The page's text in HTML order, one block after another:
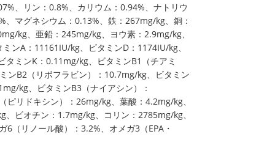
、リン：0.8%、カリウム：0.94%、ナトリウ
、マグネシウム：0.13%、鉄：267mg/kg、銅：
kg、亜鉛：245mg/kg、ヨウ素：2.9mg/kg、
ンA：11161IU/kg、ビタミンD：1174IU/kg、
タミンK：0.11mg/kg、ビタミンB1（チアミ
ンB2（リボフラビン）：10.7mg/kg、ビタミン
kg、ビタミンB3（ナイアシン）：
ピリドキシン）：26mg/kg、葉酸：4.2mg/kg、
、ビオチン：1.7mg/kg、コリン：2785mg/kg、
6（リノール酸）：3.2%、オメガ3（EPA・